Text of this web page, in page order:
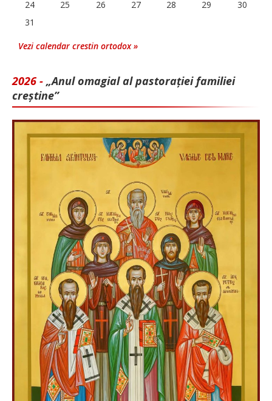
24
25 26 27 28 29
30
31
Vezi calendar crestin ortodox »
2026 - „Anul omagial al pastorației familiei
creștine”